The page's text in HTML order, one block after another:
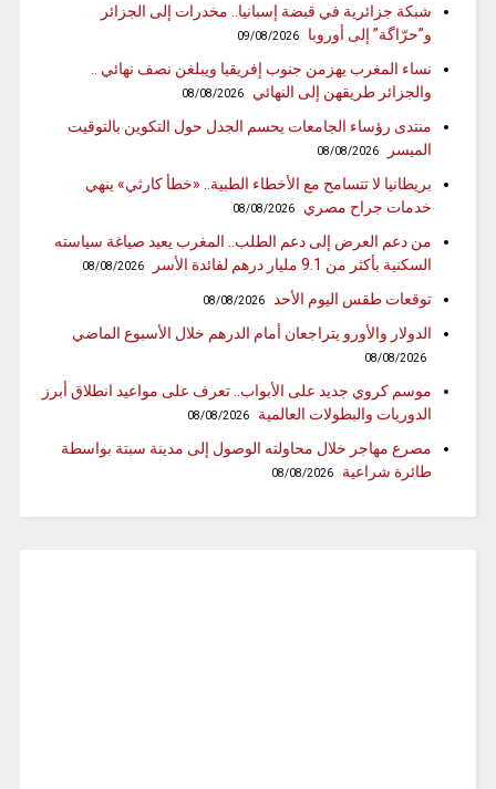
شبكة جزائرية في قبضة إسبانيا.. مخدرات إلى الجزائر
و”حرّاگة” إلى أوروبا
09/08/2026
نساء المغرب يهزمن جنوب إفريقيا ويبلغن نصف نهائي ..
والجزائر طريقهن إلى النهائي
08/08/2026
منتدى رؤساء الجامعات يحسم الجدل حول التكوين بالتوقيت
الميسر
08/08/2026
بريطانيا لا تتسامح مع الأخطاء الطبية.. «خطأ كارثي» ينهي
خدمات جراح مصري
08/08/2026
من دعم العرض إلى دعم الطلب.. المغرب يعيد صياغة سياسته
السكنية بأكثر من 9.1 مليار درهم لفائدة الأسر
08/08/2026
توقعات طقس اليوم الأحد 08/08/2026
الدولار والأورو يتراجعان أمام الدرهم خلال الأسبوع الماضي
08/08/2026
موسم كروي جديد على الأبواب.. تعرف على مواعيد انطلاق أبرز
الدوريات والبطولات العالمية
08/08/2026
مصرع مهاجر خلال محاولته الوصول إلى مدينة سبتة بواسطة
طائرة شراعية
08/08/2026